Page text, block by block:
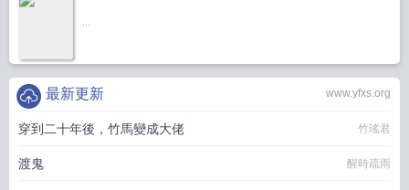
...
www.yfxs.org
最新更新
穿到二十年後，竹馬變成大佬 竹瑤君
渡鬼 醒時疏雨